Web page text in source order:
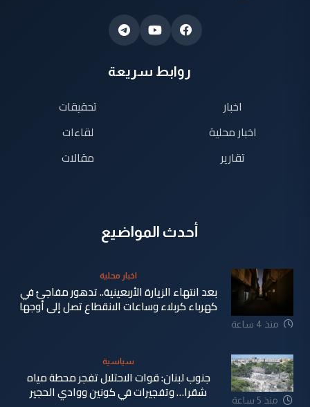
روابط سريعة
اخبار
اخبار محلية
تقارير
تحقيقات
لقاءات
مقالات
أحدث المواضيع
منذ 4 ساعة
اخبار محلية
بعد انتهاء الزيارة الأربعينية.. تدهور مفاجئ في
كهرباء كربلاء وساعات الانقطاع تصل إلى أوجها
منذ 5 ساعة
سياسية
جنوب لبنان: قوات الاحتلال تفجر محطة مياه
شقرا… وتفجيرات في كونين ووادي الحجير